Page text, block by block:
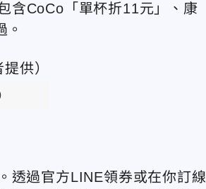
含CoCo「單杯折11元」、康
透過官方LINE領券或在你訂線